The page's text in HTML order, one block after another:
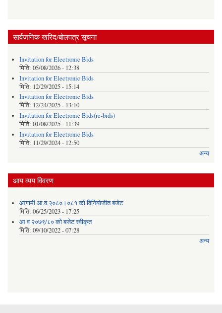
सार्वजनिक खरिद/बोलपत्र सूचना
Invitation for Electronic Bids
मिति: 05/08/2026 - 12:38
Invitation for Electronic Bids
मिति: 12/29/2025 - 15:14
Invitation for Electronic Bids
मिति: 12/24/2025 - 13:10
Invitation for Electronic Bids(re-bids)
मिति: 01/08/2025 - 11:39
Invitation for Electronic Bids
मिति: 11/29/2024 - 12:50
अन्य
आय व्यय विवरण
आगामी आ.व.२०८०।०८१ को विनियोजीत बजेट
मिति: 06/25/2023 - 17:25
आ व २०७९/८० को बजेट स्वीकृत
मिति: 09/10/2022 - 07:28
अन्य